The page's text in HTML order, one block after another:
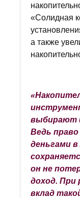
«Солидная
а также
выбирают
Ведь
деньгами
он не
доход. При
вклад